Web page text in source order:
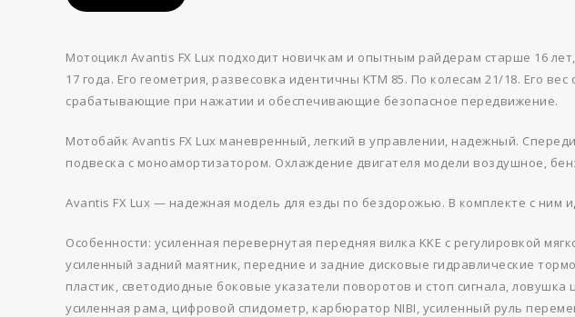
Мотоцикл Avantis FX Lux подходит новичкам и опытным райдерам старше 16
17 года. Его геометрия, развесовка идентичны KTM 85. По колесам 21/18. Его
срабатывающие при нажатии и обеспечивающие безопасное передвижение.
Мотобайк Avantis FX Lux маневренный, легкий в управлении, надежный.
подвеска с моноамортизатором. Охлаждение двигателя модели воздушное,
Avantis FX Lux — надежная модель для езды по бездорожью. В комплекте с ним
Особенности: усиленная перевернутая передняя вилка KKE с регулировкой
усиленный задний маятник, передние и задние дисковые гидравлические
пластик, светодиодные боковые указатели поворотов и стоп сигнала,
усиленная рама, цифровой спидометр, карбюратор NIBI, усиленный руль